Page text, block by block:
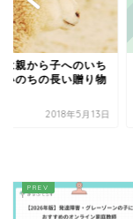
期の過ごし方 ～生
・勉強面・メンタル
2020年1月6日